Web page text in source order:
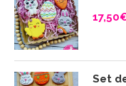
17,50
Set